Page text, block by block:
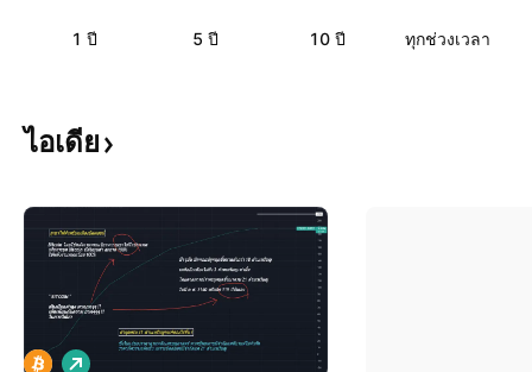
1 ปี 5 ปี 10 ปี ทุกช่วงเวลา
ไอเดีย
เ